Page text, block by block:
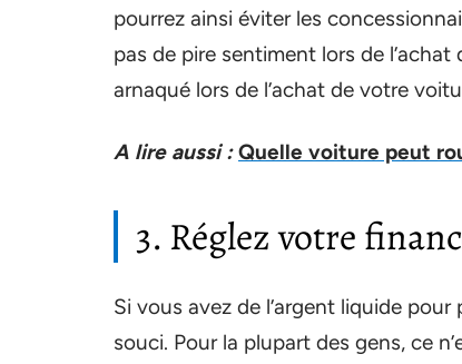
pourrez ainsi éviter les
pas de pire sentiment lors de l’achat
arnaqué lors de l’achat de votre
A lire aussi : Quelle voiture peut
3. Réglez votre
Si vous avez de l’argent liquide
souci. Pour la plupart des gens, ce